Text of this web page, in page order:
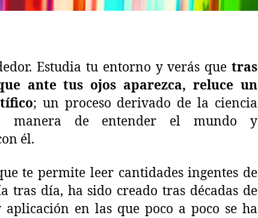
Estudia tu entorno y verás que tras
ante tus ojos aparezca, reluce un
; un proceso derivado de la ciencia
manera de entender el mundo y
él.
te permite leer cantidades ingentes de
tras día, ha sido creado tras décadas de
aplicación en las que poco a poco se ha